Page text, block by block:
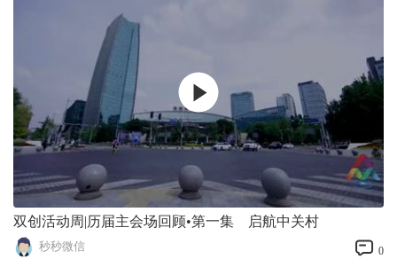
双创活动周|历届主会场回顾•第一集 启航中关村
秒秒微信 0